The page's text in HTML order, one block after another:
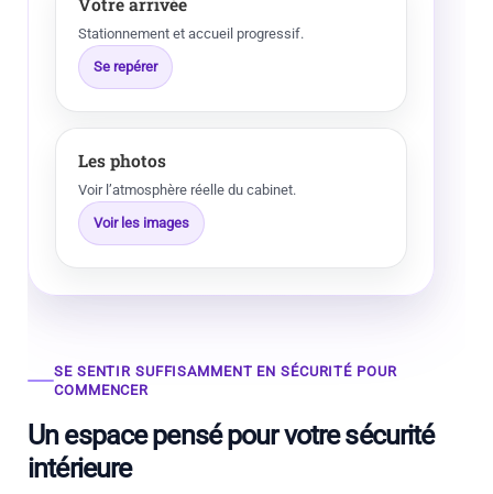
Votre arrivée
Stationnement et accueil progressif.
Se repérer
Les photos
Voir l’atmosphère réelle du cabinet.
Voir les images
SE SENTIR SUFFISAMMENT EN SÉCURITÉ POUR
COMMENCER
Un espace pensé pour votre sécurité
intérieure